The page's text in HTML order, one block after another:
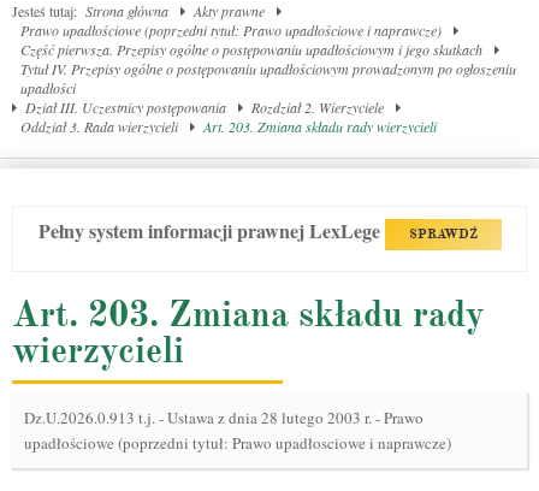
Jesteś tutaj: Strona główna
Akty prawne
Prawo upadłościowe (poprzedni tytuł: Prawo upadłościowe i naprawcze)
Część pierwsza. Przepisy ogólne o postępowaniu upadłościowym i jego skutkach
Tytuł IV. Przepisy ogólne o postępowaniu upadłościowym prowadzonym po ogłoszeniu
upadłości
Dział III. Uczestnicy postępowania
Rozdział 2. Wierzyciele
Oddział 3. Rada wierzycieli
Art. 203. Zmiana składu rady wierzycieli
Pełny system informacji prawnej LexLege SPRAWDŹ
Art. 203. Zmiana składu rady
wierzycieli
Dz.U.2026.0.913 t.j.-Ustawa z dnia 28 lutego 2003 r. - Prawo
upadłościowe (poprzedni tytuł: Prawo upadłosciowe i naprawcze)